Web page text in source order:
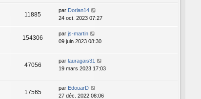
11885
par Dorian14
24 oct. 2023 07:27
154306
par js-martin
09 juin 2023 08:30
47056
par lauragais31
19 mars 2023 17:03
17565
par EdouarD
27 déc. 2022 08:06